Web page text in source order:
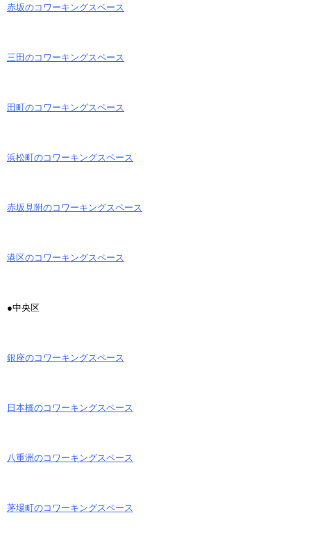
赤坂のコワーキングスペース
三田のコワーキングスペース
田町のコワーキングスペース
浜松町のコワーキングスペース
赤坂見附のコワーキングスペース
港区のコワーキングスペース
●中央区
銀座のコワーキングスペース
日本橋のコワーキングスペース
八重洲のコワーキングスペース
茅場町のコワーキングスペース